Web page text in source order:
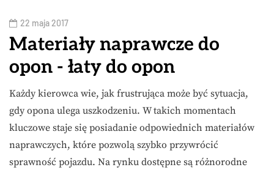
22 maja 2017
Materiały naprawcze do
opon - łaty do opon
Każdy kierowca wie, jak frustrująca może być sytuacja,
gdy opona ulega uszkodzeniu. W takich momentach
kluczowe staje się posiadanie odpowiednich materiałów
naprawczych, które pozwolą szybko przywrócić
sprawność pojazdu. Na rynku dostępne są różnorodne